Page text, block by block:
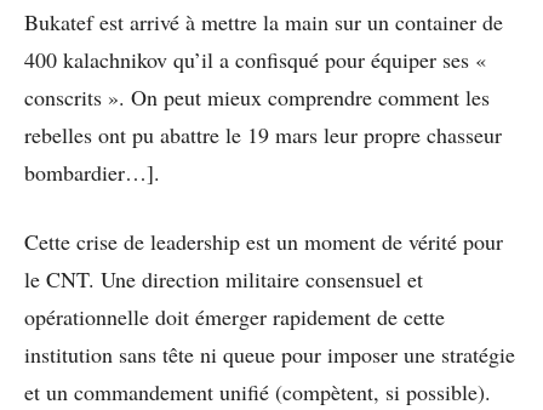
Bukatef est arrivé à mettre la main sur un container de
400 kalachnikov qu’il a confisqué pour équiper ses «
conscrits ». On peut mieux comprendre comment les
rebelles ont pu abattre le 19 mars leur propre chasseur
bombardier…].
Cette crise de leadership est un moment de vérité pour
le CNT. Une direction militaire consensuel et
opérationnelle doit émerger rapidement de cette
institution sans tête ni queue pour imposer une stratégie
et un commandement unifié (compètent, si possible).